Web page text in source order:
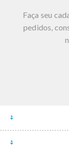
Faça seu
pedidos,